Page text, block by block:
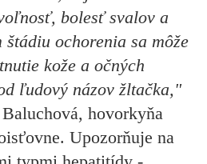
bolesť svalov a
ochorenia sa môže
kože a očných
ľudový názov žltačka,"
hovorkyňa
Upozorňuje na